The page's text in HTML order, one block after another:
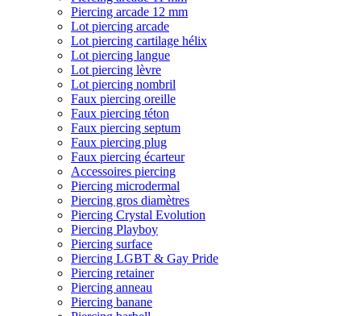
Piercing arcade 12 mm
Lot piercing arcade
Lot piercing cartilage hélix
Lot piercing langue
Lot piercing lèvre
Lot piercing nombril
Faux piercing oreille
Faux piercing téton
Faux piercing septum
Faux piercing plug
Faux piercing écarteur
Accessoires piercing
Piercing microdermal
Piercing gros diamètres
Piercing Crystal Evolution
Piercing Playboy
Piercing surface
Piercing LGBT & Gay Pride
Piercing retainer
Piercing anneau
Piercing banane